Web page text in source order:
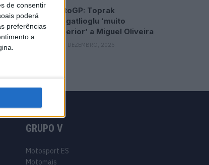
de consentir
poderá
preferências
a
MotoGP: Toprak
Razgatlioglu ‘muito
superior’ a Miguel Oliveira
GRUPO V
Motosport ES
Motomais